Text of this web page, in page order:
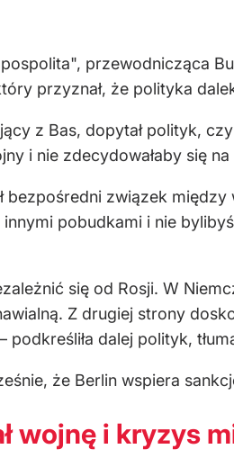
przewodnicząca
przyznał, że polityka
z Bas, dopytał polityk,
i nie zdecydowałaby się
bezpośredni związek
innymi pobudkami i nie
się od Rosji. W
Z drugiej strony
podkreśliła dalej polityk,
że Berlin wspiera
wojnę i kryzys